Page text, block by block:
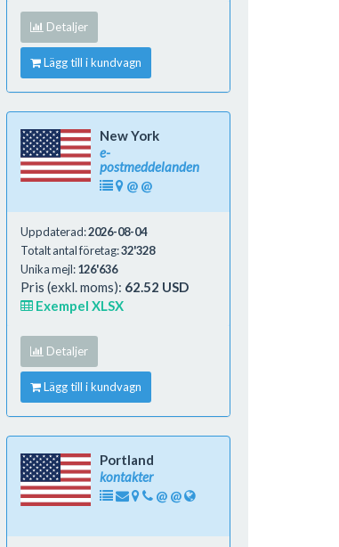
Detaljer
Lägg till i kundvagn
New York
e-
postmeddelanden
@ @
Uppdaterad:2026-08-04
Totalt antal företag:32'328
Unika mejl:126'636
Pris (exkl. moms): 62.52 USD
Exempel XLSX
Detaljer
Lägg till i kundvagn
Portland
kontakter
@ @